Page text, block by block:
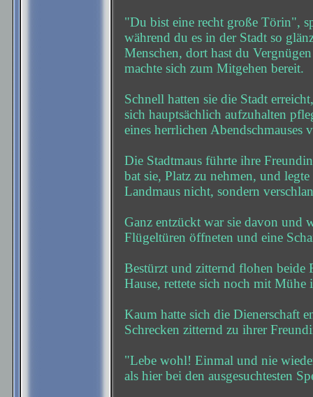
"Du bist eine recht große Törin",
während du es in der Stadt so
Menschen, dort hast du
machte sich zum Mitgehen bereit.
Schnell hatten sie die Stadt
sich hauptsächlich aufzuhalten
eines herrlichen Abendschmauses
Die Stadtmaus führte ihre
bat sie, Platz zu nehmen, und
Landmaus nicht, sondern
Ganz entzückt war sie davon und
Flügeltüren öffneten und eine
Bestürzt und zitternd flohen beide
Hause, rettete sich noch mit Mühe
Kaum hatte sich die Dienerschaft
Schrecken zitternd zu ihrer
"Lebe wohl! Einmal und nie
als hier bei den ausgesuchtesten